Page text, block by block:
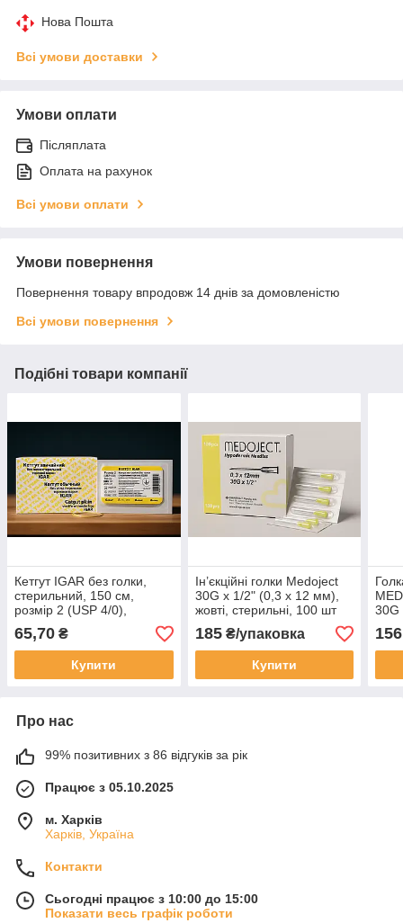
Нова Пошта
Всі умови доставки
Умови оплати
Післяплата
Оплата на рахунок
Всі умови оплати
Умови повернення
Повернення товару впродовж 14 днів за домовленістю
Всі умови повернення
Подібні товари компанії
Кетгут IGAR без голки,
стерильний, 150 см,
розмір 2 (USP 4/0),
полірований
65,70 ₴
Купити
Ін’єкційні голки Medoject
30G x 1/2" (0,3 x 12 мм),
жовті, стерильні, 100 шт
185₴/упаковка
Купити
30G
156
Про нас
99% позитивних з 86 відгуків за рік
Працює з 05.10.2025
м. Харків
Харків, Україна
Контакти
Сьогодні працює з 10:00 до 15:00
Показати весь графік роботи